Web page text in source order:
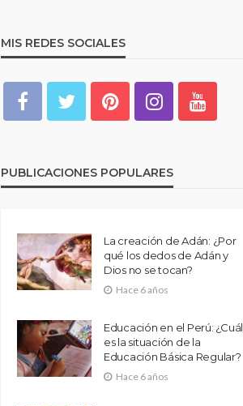
MIS REDES SOCIALES
PUBLICACIONES POPULARES
La creación de Adán: ¿Por
qué los dedos de Adán y
Dios no se tocan?
Hace 6 años
Educación en el Perú: ¿Cuál
es la situación de la
Educación Básica Regular?
Hace 6 años